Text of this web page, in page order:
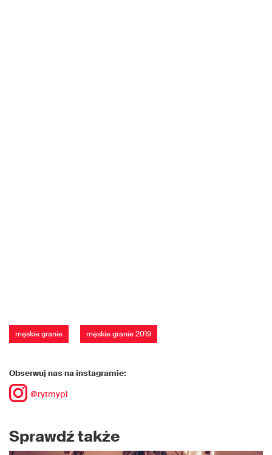
męskie granie męskie granie 2019
Obserwuj nas na instagramie:
@rytmypl
Sprawdź także